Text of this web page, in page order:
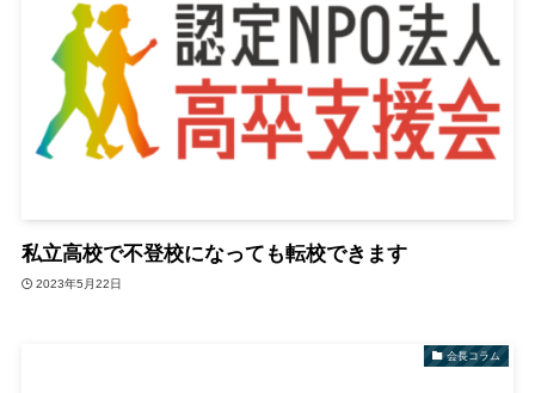
私立高校で不登校になっても転校できます
2023年5月22日
会長コラム